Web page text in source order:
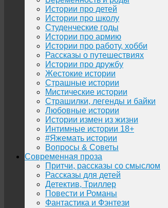
Истории про детей
Истории про школу
Студенческие годы
Истории про армию
Истории про работу, хобби
Рассказы о путешествиях
Истории про дружбу
Жестокие истории
Страшные истории
Мистические истории
Страшилки, легенды и байки
Любовные истории
Истории измен из жизни
Интимные истории 18+
#Яжемать истории
Вопросы & Советы
Современная проза
Притчи, рассказы со смыслом
Рассказы для детей
Детектив, Триллер
Повести и Романы
Фантастика и Фэнтези